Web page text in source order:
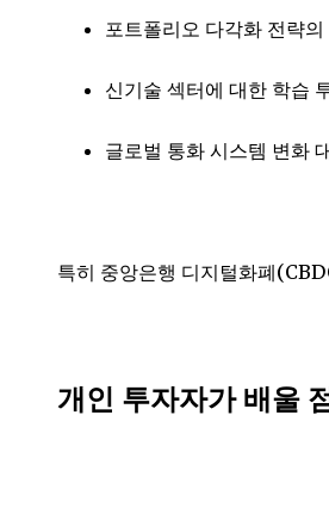
포트폴리오 다각화 전략
신기술 섹터에 대한 학습
글로벌 통화 시스템 변화
특히 중앙은행 디지털화폐
개인 투자자가 배울